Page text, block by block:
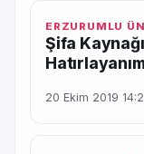
ERZURUMLU
Şifa
20 Ekim 2019